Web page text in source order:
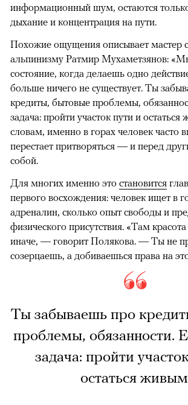
информационный шум, остаются
дыхание и концентрация на пути.
Похожие ощущения описывает мастер
альпинизму Ратмир Мухаметзянов:
состояние, когда делаешь одно
больше ничего не существует. Ты
кредиты, бытовые проблемы,
задача: пройти участок пути и
словам, именно в горах человек часто
перестает притворяться — и перед
собой.
Для многих именно это становится
первого восхождения: человек ищет в
адреналин, сколько опыт свободы и
физического присутствия. «Там
иначе, — говорит Полякова. — Ты не
созерцаешь, а добиваешься права на
Ты забываешь про
проблемы, обязанности.
задача: пройти
остаться